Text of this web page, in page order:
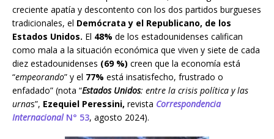
creciente apatía y descontento con los dos partidos burgueses
tradicionales, el Demócrata y el Republicano, de los
Estados Unidos. El 48% de los estadounidenses califican
como mala a la situación económica que viven y siete de cada
diez estadounidenses (69 %) creen que la economía está
“empeorando” y el 77% está insatisfecho, frustrado o
enfadado” (nota “Estados Unidos: entre la crisis política y las
urnas”, Ezequiel Peressini, revista Correspondencia
InternacionalN° 53, agosto 2024).